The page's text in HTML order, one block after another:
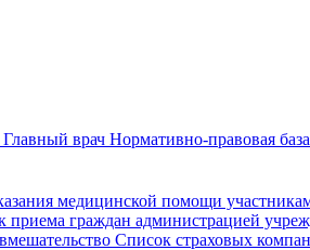
врач Нормативно-правовая
медицинской помощи
приема граждан администрацией
Список страховых